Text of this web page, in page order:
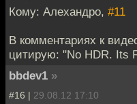
Кому: Алехандро, #11
В комментариях к
цитирую: "No HDR. Its
bbdev1 »
#16 | 29.08.12 17:10